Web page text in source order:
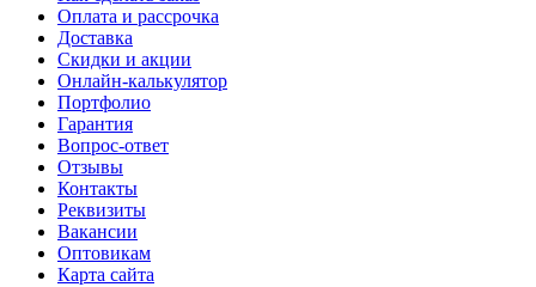
Оплата и рассрочка
Доставка
Скидки и акции
Онлайн-калькулятор
Портфолио
Гарантия
Вопрос-ответ
Отзывы
Контакты
Реквизиты
Вакансии
Оптовикам
Карта сайта